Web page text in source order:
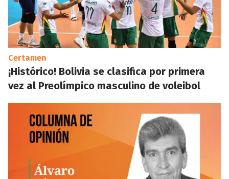
Certamen
¡Histórico! Bolivia se clasifica por primera
vez al Preolímpico masculino de voleibol